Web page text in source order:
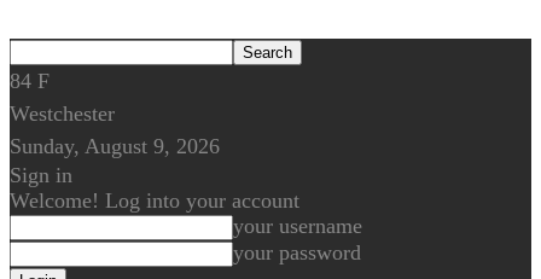
84 F
Westchester
Sunday, August 9, 2026
Sign in
Welcome! Log into your account
your username
your password